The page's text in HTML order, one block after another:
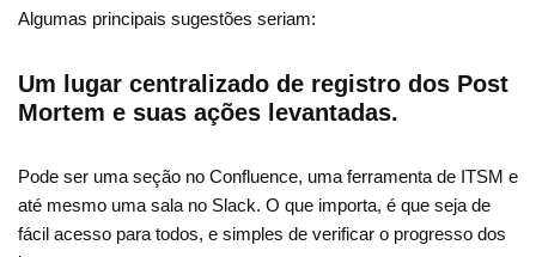
Algumas principais sugestões seriam:
Um lugar centralizado de registro dos Post
Mortem e suas ações levantadas.
Pode ser uma seção no Confluence, uma ferramenta de ITSM e
até mesmo uma sala no Slack. O que importa, é que seja de
fácil acesso para todos, e simples de verificar o progresso dos